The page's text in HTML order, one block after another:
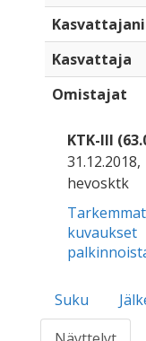
Kasvattaja
Omistajat
KTK-III
31.12.2018,
hevosktk
Tarkemmat
kuvaukset
Suku